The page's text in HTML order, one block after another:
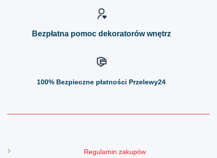
Bezpłatna pomoc dekoratorów wnętrz
100% Bezpieczne płatności Przelewy24
Regulamin zakupów